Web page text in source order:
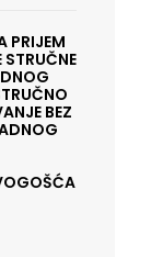
PRIJEM
BEZ